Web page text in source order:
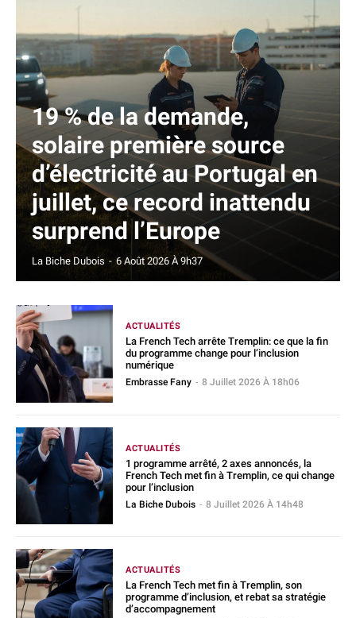
19 % de la demande,
solaire première source
d’électricité au Portugal en
juillet, ce record inattendu
surprend l’Europe
La Biche Dubois - 6 Août 2026 À 9h37
ACTUALITÉS
La French Tech arrête Tremplin: ce que la fin
du programme change pour l’inclusion
numérique
Embrasse Fany - 8 Juillet 2026 À 18h06
ACTUALITÉS
1 programme arrêté, 2 axes annoncés, la
French Tech met fin à Tremplin, ce qui change
pour l’inclusion
La Biche Dubois - 8 Juillet 2026 À 14h48
ACTUALITÉS
La French Tech met fin à Tremplin, son
programme d’inclusion, et rebat sa stratégie
d’accompagnement